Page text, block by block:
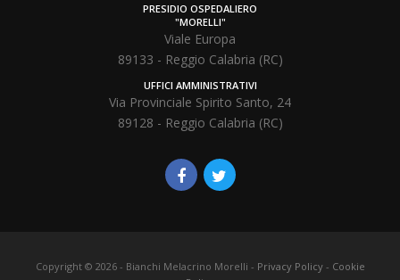
PRESIDIO OSPEDALIERO
"MORELLI"
Viale Europa
89133 - Reggio Calabria (RC)
UFFICI AMMINISTRATIVI
Via Provinciale Spirito Santo, 24
89128 - Reggio Calabria (RC)
Copyright © 2026 - Bianchi Melacrino Morelli - Privacy Policy- Cookie